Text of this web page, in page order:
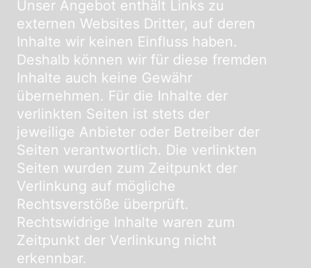
Unser Angebot enthält Links zu
externen Websites Dritter, auf deren
Inhalte wir keinen Einfluss haben.
Deshalb können wir für diese fremden
Inhalte auch keine Gewähr
übernehmen. Für die Inhalte der
verlinkten Seiten ist stets der
jeweilige Anbieter oder Betreiber der
Seiten verantwortlich. Die verlinkten
Seiten wurden zum Zeitpunkt der
Verlinkung auf mögliche
Rechtsverstöße überprüft.
Rechtswidrige Inhalte waren zum
Zeitpunkt der Verlinkung nicht
erkennbar.